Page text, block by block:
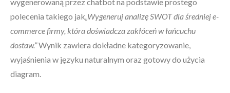
polecenia takiego jak„Wygeneruj analizę SWOT dla średniej e-
commerce firmy, która doświadcza zakłóceń w łańcuchu
dostaw.”Wynik zawiera dokładne kategoryzowanie,
wyjaśnienia w języku naturalnym oraz gotowy do użycia
diagram.